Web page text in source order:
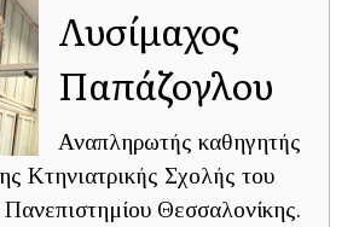
Λυσίμαχος
Παπάζογλου
Αναπληρωτής καθηγητής
Κτηνιατρικής Σχολής του
Πανεπιστημίου Θεσσαλονίκης.